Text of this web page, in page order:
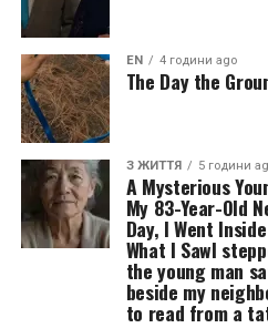
EN 4 години ago
The Day the
З ЖИТТЯ 5 години
A Mysterious
My 83-Year-Old
Day, I Went
What I SawI
the young man
beside my
to read from a